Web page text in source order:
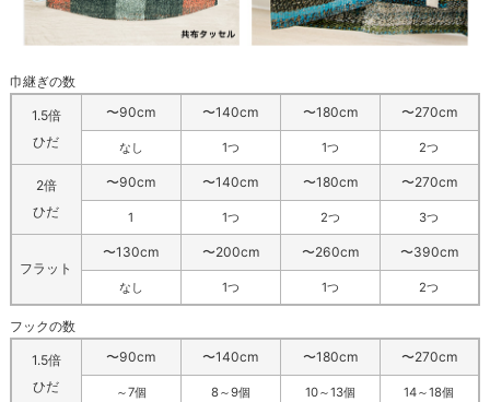
巾継ぎの数
1.5倍
ひだ
〜90cm 〜140cm 〜180cm 〜270cm
なし 1つ 1つ 2つ
2倍
ひだ
〜90cm 〜140cm 〜180cm 〜270cm
1 1つ 2つ 3つ
フラット
〜130cm 〜200cm 〜260cm 〜390cm
なし 1つ 1つ 2つ
フックの数
1.5倍
ひだ
〜90cm 〜140cm 〜180cm 〜270cm
～7個 8～9個 10～13個 14～18個